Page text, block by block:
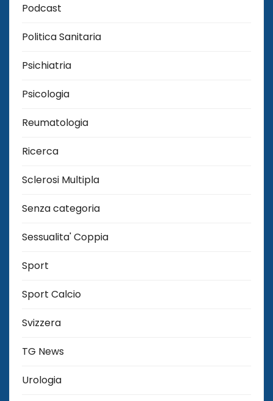
Podcast
Politica Sanitaria
Psichiatria
Psicologia
Reumatologia
Ricerca
Sclerosi Multipla
Senza categoria
Sessualita' Coppia
Sport
Sport Calcio
Svizzera
TG News
Urologia